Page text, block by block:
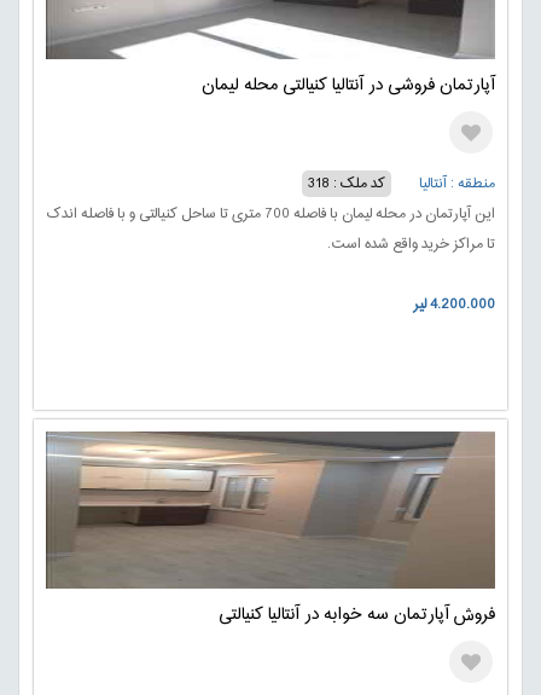
آپارتمان فروشی در آنتالیا کنیالتی محله لیمان
منطقه : آنتالیا
کد ملک : 318
این آپارتمان در محله لیمان با فاصله 700 متری تا ساحل کنیالتی و با فاصله اندک
تا مراکز خرید واقع شده است.
4.200.000 لیر
فروش آپارتمان سه خوابه در آنتالیا کنیالتی